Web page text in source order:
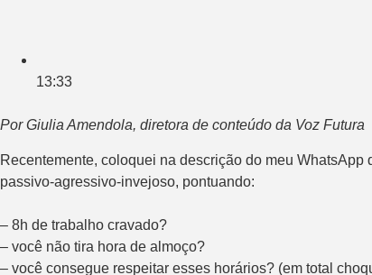
13:33
Por Giulia Amendola, diretora de conteúdo da Voz Futura
Recentemente, coloquei na descrição do meu
passivo-agressivo-invejoso, pontuando:
– 8h de trabalho cravado?
– você não tira hora de almoço?
– você consegue respeitar esses horários? (em total